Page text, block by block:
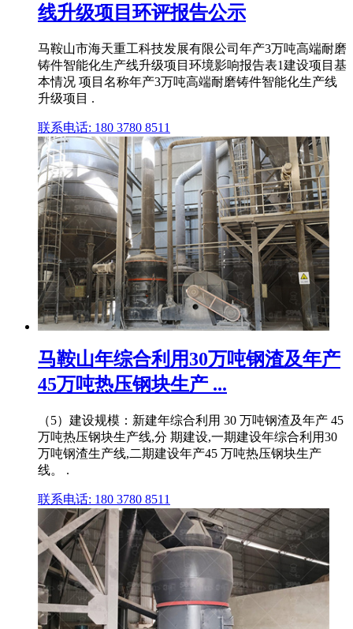
线升级项目环评报告公示
马鞍山市海天重工科技发展有限公司年产3万吨高端耐磨
铸件智能化生产线升级项目环境影响报告表1建设项目基
本情况 项目名称年产3万吨高端耐磨铸件智能化生产线
升级项目 .
联系电话: 180 3780 8511
马鞍山年综合利用30万吨钢渣及年产
45万吨热压钢块生产 ...
（5）建设规模：新建年综合利用 30 万吨钢渣及年产 45
万吨热压钢块生产线,分 期建设,一期建设年综合利用30
万吨钢渣生产线,二期建设年产45 万吨热压钢块生产
线。 .
联系电话: 180 3780 8511